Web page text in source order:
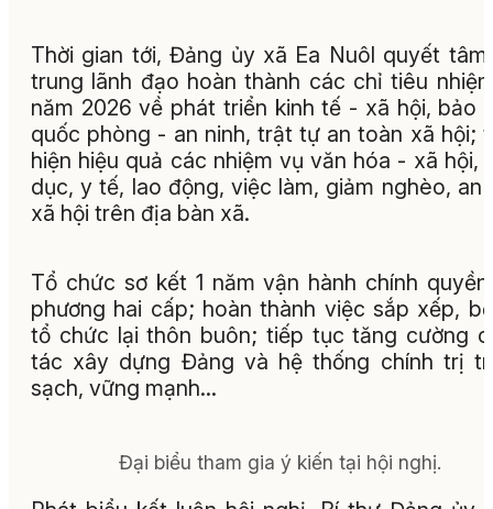
Thời gian tới, Đảng ủy xã Ea Nuôl quyết
trung lãnh đạo hoàn thành các chỉ tiêu
năm 2026 về phát triển kinh tế - xã hội, bảo
quốc phòng - an ninh, trật tự an toàn xã hội;
hiện hiệu quả các nhiệm vụ văn hóa - xã hội,
dục, y tế, lao động, việc làm, giảm nghèo, an
xã hội trên địa bàn xã.
Tổ chức sơ kết 1 năm vận hành chính
phương hai cấp; hoàn thành việc sắp xếp,
tổ chức lại thôn buôn; tiếp tục tăng cường
tác xây dựng Đảng và hệ thống chính trị
sạch, vững mạnh...
Đại biểu tham gia ý kiến tại hội nghị.